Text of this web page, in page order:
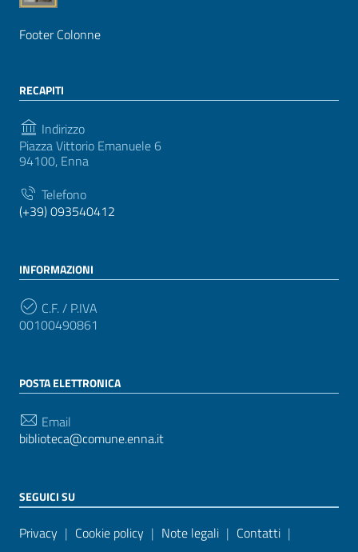
Footer Colonne
RECAPITI
Indirizzo
Piazza Vittorio Emanuele 6
94100, Enna
Telefono
(+39) 093540412
INFORMAZIONI
C.F. / P.IVA
00100490861
POSTA ELETTRONICA
Email
biblioteca@comune.enna.it
SEGUICI SU
Sezione Link Utili
Privacy | Cookie policy | Note legali | Contatti |